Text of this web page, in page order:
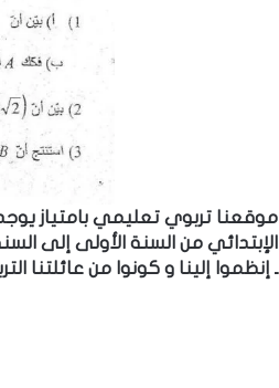
موقعنا تربوي تعليمي بامتياز
الإبتدائي من السنة الأولى إلى
ـ إنظموا إلينا و كونوا من عائلتنا